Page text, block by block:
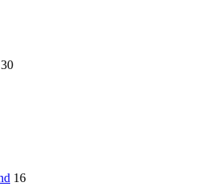
30
16